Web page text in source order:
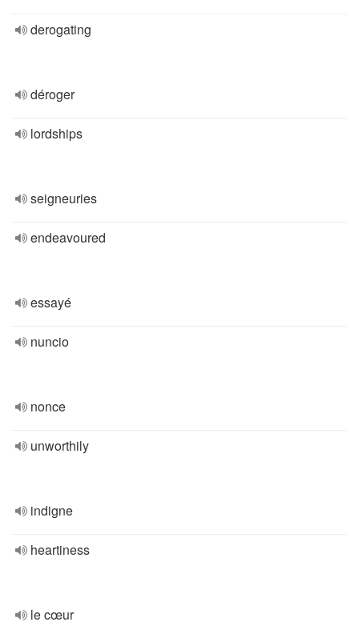
derogating
déroger
lordships
seigneuries
endeavoured
essayé
nuncio
nonce
unworthily
indigne
heartiness
le cœur